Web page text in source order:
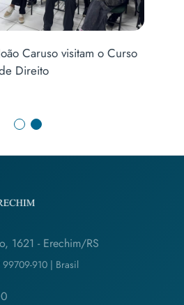
Caruso visitam o Curso
Direito
1621 - Erechim/RS
910 | Brasil